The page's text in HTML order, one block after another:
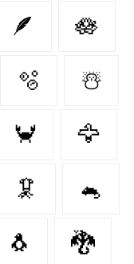
🪶 🪷
🫧 ☃️
🦀 🦅
🦑 🐁
🐧 🐉